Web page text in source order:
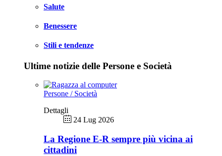
Salute
Benessere
Stili e tendenze
Ultime notizie delle Persone e Società
Persone / Società
Dettagli
24 Lug 2026
La Regione E-R sempre più vicina ai
cittadini